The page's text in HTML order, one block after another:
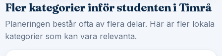
Fler kategorier inför studenten i Timrå
Planeringen består ofta av flera delar. Här är fler lokala
kategorier som kan vara relevanta.